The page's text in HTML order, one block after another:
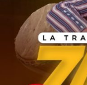
Zabda et
Détails Avis
Laisser un